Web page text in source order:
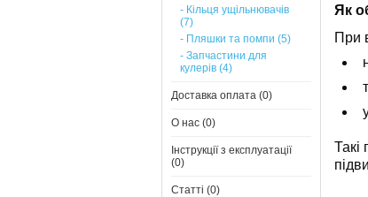
- Кільця ущільнювачів
(7)
- Пляшки та помпи (5)
- Запчастини для
кулерів (4)
Доставка оплата (0)
О нас (0)
Інструкції з експлуатації
(0)
Статті (0)
Як
При